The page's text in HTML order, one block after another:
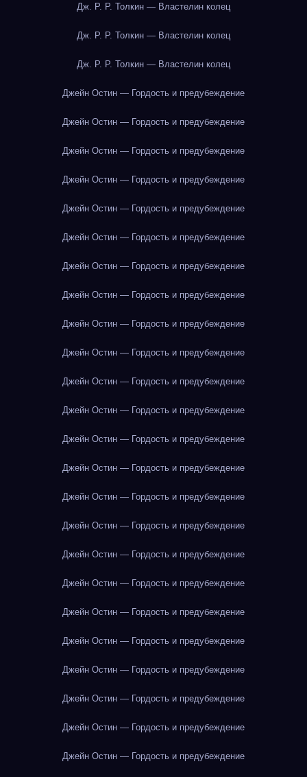
Дж. Р. Р. Толкин — Властелин колец
Дж. Р. Р. Толкин — Властелин колец
Дж. Р. Р. Толкин — Властелин колец
Джейн Остин — Гордость и предубеждение
Джейн Остин — Гордость и предубеждение
Джейн Остин — Гордость и предубеждение
Джейн Остин — Гордость и предубеждение
Джейн Остин — Гордость и предубеждение
Джейн Остин — Гордость и предубеждение
Джейн Остин — Гордость и предубеждение
Джейн Остин — Гордость и предубеждение
Джейн Остин — Гордость и предубеждение
Джейн Остин — Гордость и предубеждение
Джейн Остин — Гордость и предубеждение
Джейн Остин — Гордость и предубеждение
Джейн Остин — Гордость и предубеждение
Джейн Остин — Гордость и предубеждение
Джейн Остин — Гордость и предубеждение
Джейн Остин — Гордость и предубеждение
Джейн Остин — Гордость и предубеждение
Джейн Остин — Гордость и предубеждение
Джейн Остин — Гордость и предубеждение
Джейн Остин — Гордость и предубеждение
Джейн Остин — Гордость и предубеждение
Джейн Остин — Гордость и предубеждение
Джейн Остин — Гордость и предубеждение
Джейн Остин — Гордость и предубеждение